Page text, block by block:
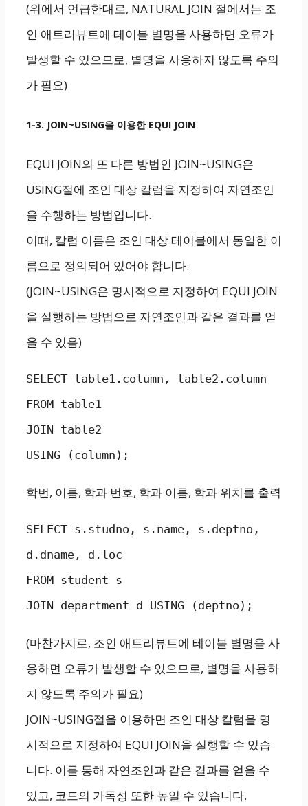
(위에서 언급한대로, NATURAL JOIN 절에서는 조
인 애트리뷰트에 테이블 별명을 사용하면 오류가
발생할 수 있으므로, 별명을 사용하지 않도록 주의
가 필요)
1-3. JOIN~USING을 이용한 EQUI JOIN
EQUI JOIN의 또 다른 방법인 JOIN~USING은
USING절에 조인 대상 칼럼을 지정하여 자연조인
을 수행하는 방법입니다.
이때, 칼럼 이름은 조인 대상 테이블에서 동일한 이
름으로 정의되어 있어야 합니다.
(JOIN~USING은 명시적으로 지정하여 EQUI JOIN
을 실행하는 방법으로 자연조인과 같은 결과를 얻
을 수 있음)
SELECT table1.column, table2.column
FROM table1
JOIN table2
USING (column);
학번, 이름, 학과 번호, 학과 이름, 학과 위치를 출력
SELECT s.studno, s.name, s.deptno,
d.dname, d.loc
FROM student s
JOIN department d USING (deptno);
(마찬가지로, 조인 애트리뷰트에 테이블 별명을 사
용하면 오류가 발생할 수 있으므로, 별명을 사용하
지 않도록 주의가 필요)
JOIN~USING절을 이용하면 조인 대상 칼럼을 명
시적으로 지정하여 EQUI JOIN을 실행할 수 있습
니다. 이를 통해 자연조인과 같은 결과를 얻을 수
있고, 코드의 가독성 또한 높일 수 있습니다.